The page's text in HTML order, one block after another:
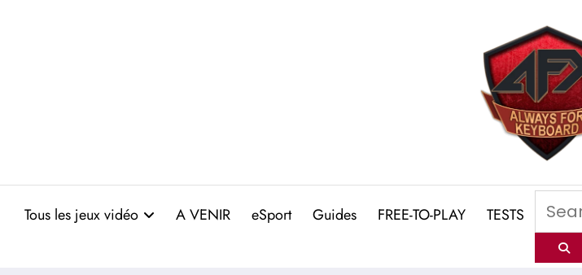
Tous les jeux vidéo A VENIR eSport Guides FREE-TO-PLAY TESTS